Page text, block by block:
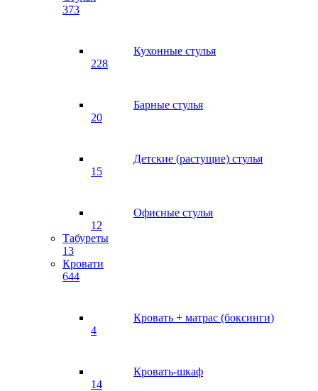
373
Кухонные стулья
228
Барные стулья
20
Детские (растущие) стулья
15
Офисные стулья
12
Табуреты
13
Кровати
644
Кровать + матрас (боксинги)
4
Кровать-шкаф
14